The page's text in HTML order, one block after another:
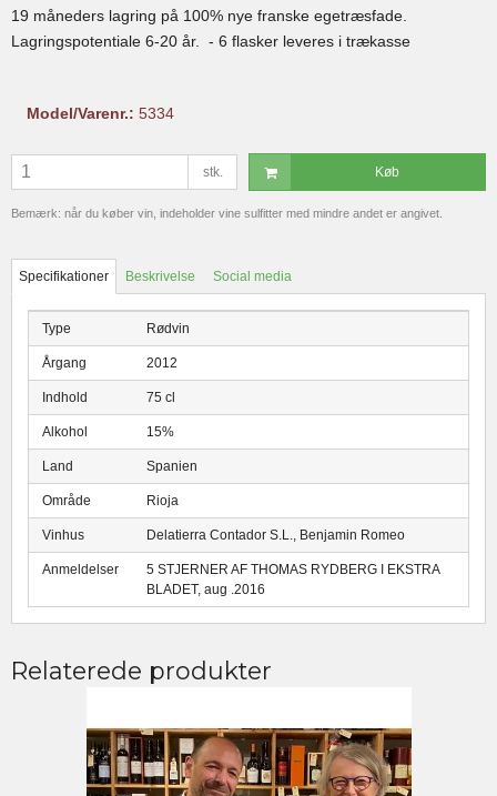
19 måneders lagring på 100% nye franske egetræsfade.
Lagringspotentiale 6-20 år. - 6 flasker leveres i trækasse
Model/Varenr.: 5334
stk. Køb
Bemærk: når du køber vin, indeholder vine sulfitter med mindre andet er angivet.
Specifikationer Beskrivelse Social media
Type Rødvin
Årgang 2012
Indhold 75 cl
Alkohol 15%
Land Spanien
Område Rioja
Vinhus Delatierra Contador S.L., Benjamin Romeo
Anmeldelser
5 STJERNER AF THOMAS RYDBERG I EKSTRA
BLADET, aug .2016
Relaterede produkter